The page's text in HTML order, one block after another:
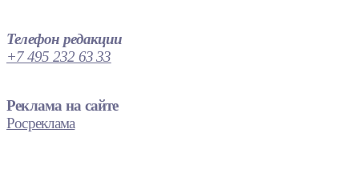
Телефон редакции
+7 495 232 63 33
Реклама на сайте
Росреклама